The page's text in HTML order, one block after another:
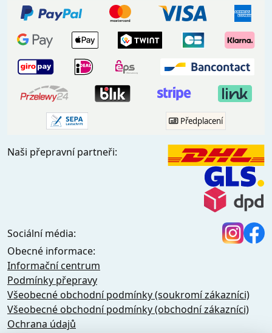
Předplacení
Naši přepravní partneři:
Sociální média:
Obecné informace:
Informační centrum
Podmínky přepravy
Všeobecné obchodní podmínky (soukromí zákazníci)
Všeobecné obchodní podmínky (obchodní zákazníci)
Ochrana údajů